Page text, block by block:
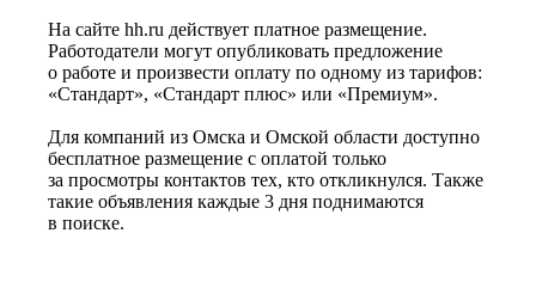
На сайте hh.ru действует платное размещение.
Работодатели могут опубликовать предложение
о работе и произвести оплату по одному из тарифов:
«Стандарт», «Стандарт плюс» или «Премиум».
Для компаний из Омска и Омской области доступно
бесплатное размещение с оплатой только
за просмотры контактов тех, кто откликнулся. Также
такие объявления каждые 3 дня поднимаются
в поиске.